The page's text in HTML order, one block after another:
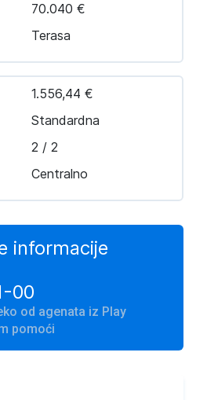
70.040 €
Terasa
1.556,44 €
Standardna
2 / 2
Centralno
informacije
00
od agenata iz Play
pomoći